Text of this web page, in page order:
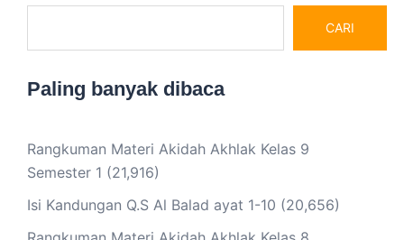
CARI
Paling banyak dibaca
Rangkuman Materi Akidah Akhlak Kelas 9
Semester 1 (21,916)
Isi Kandungan Q.S Al Balad ayat 1-10 (20,656)